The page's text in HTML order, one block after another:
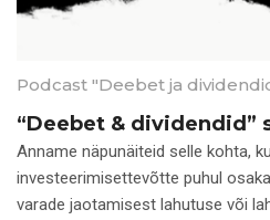
Podcast "Deebet ja
“Deebet & dividendid”
Anname näpunäiteid selle kohta,
investeerimisettevõtte puhul
varade jaotamisest lahutuse või